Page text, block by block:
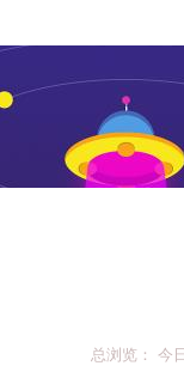
总浏览： 今